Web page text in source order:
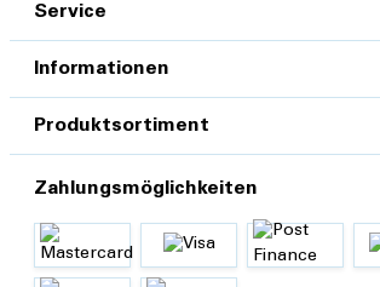
Service
Informationen
Produktsortiment
Zahlungsmöglichkeiten